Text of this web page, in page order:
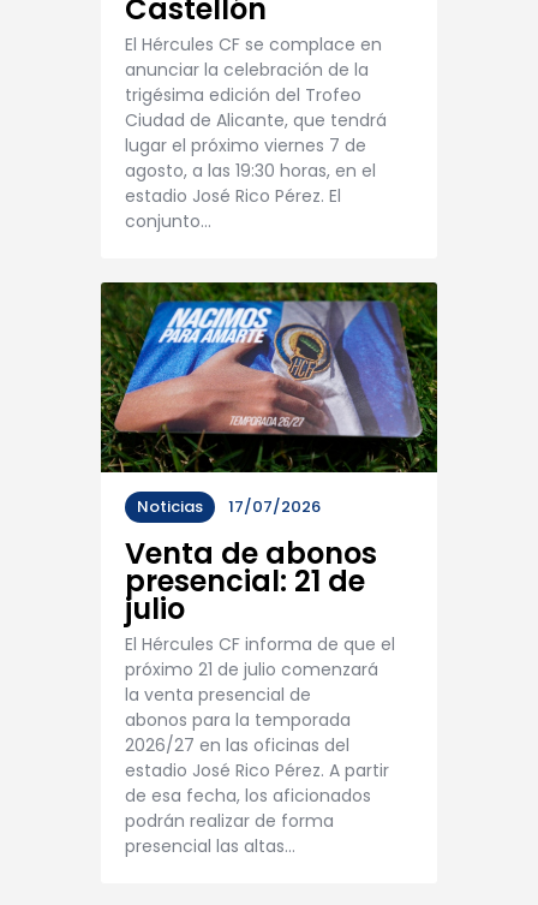
Castellón
El Hércules CF se complace en
anunciar la celebración de la
trigésima edición del Trofeo
Ciudad de Alicante, que tendrá
lugar el próximo viernes 7 de
agosto, a las 19:30 horas, en el
estadio José Rico Pérez. El
conjunto…
Noticias 17/07/2026
Venta de abonos
presencial: 21 de
julio
El Hércules CF informa de que el
próximo 21 de julio comenzará
la venta presencial de
abonos para la temporada
2026/27 en las oficinas del
estadio José Rico Pérez. A partir
de esa fecha, los aficionados
podrán realizar de forma
presencial las altas…